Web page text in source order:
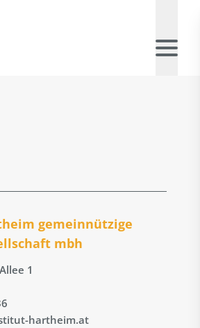
gemeinnützige
mbh
1
hartheim.at